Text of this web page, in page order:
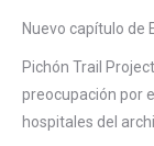
Nuevo capítulo de
Pichón Trail
preocupación por
hospitales del